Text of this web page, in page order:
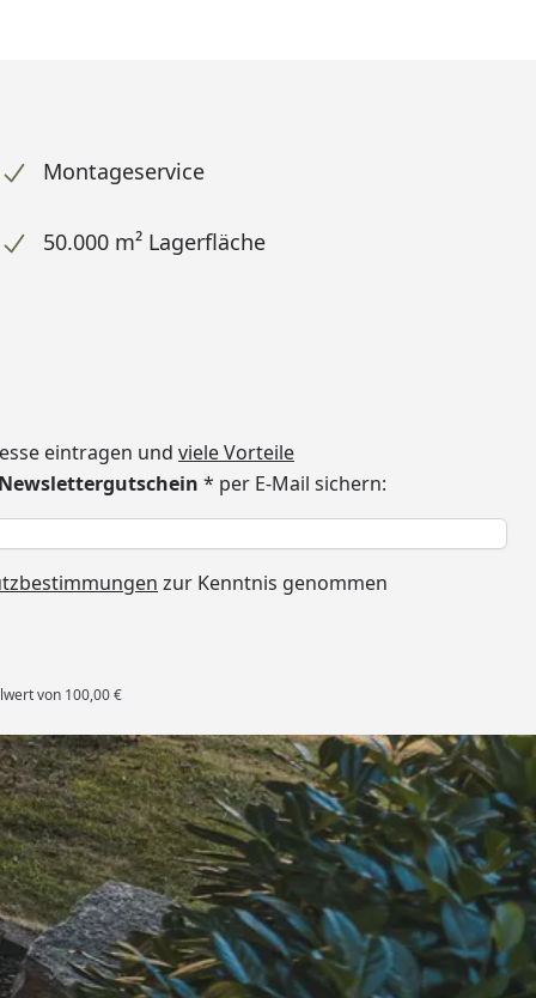
Montageservice
50.000 m² Lagerfläche
eintragen und viele Vorteile
* per E-Mail sichern:
zur Kenntnis genommen
von 100,00 €